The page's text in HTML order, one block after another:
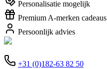
Personalisatie mogelijk
Premium A-merken cadeaus
Persoonlijk advies
+31 (0)182-63 82 50